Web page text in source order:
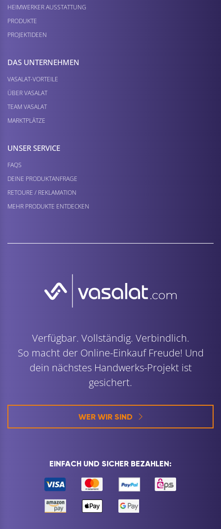
HEIMWERKER AUSSTATTUNG
PRODUKTE
PROJEKTIDEEN
DAS UNTERNEHMEN
VASALAT-VORTEILE
ÜBER VASALAT
TEAM VASALAT
MARKTPLÄTZE
UNSER SERVICE
FAQS
DEINE PRODUKTANFRAGE
RETOURE / REKLAMATION
MEHR PRODUKTE ENTDECKEN
Verfügbar. Vollständig. Verbindlich.
So macht der Online-Einkauf Freude! Und
dein nächstes Handwerks-Projekt ist
gesichert.
WER WIR SIND
EINFACH UND SICHER BEZAHLEN: